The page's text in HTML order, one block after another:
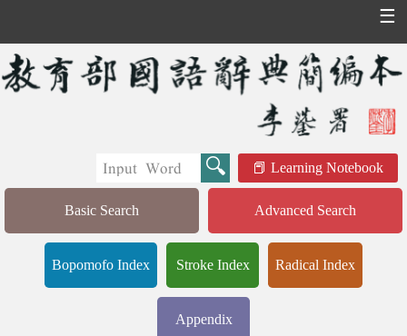
☰
Learning Notebook
Basic Search Advanced Search
Bopomofo Index Stroke Index Radical Index
Appendix